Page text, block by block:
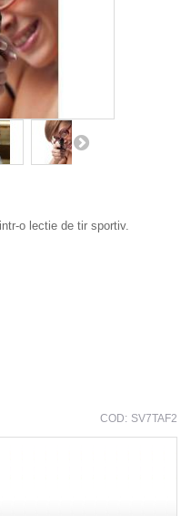
o lectie de tir sportiv.
COD: SV7TAF2